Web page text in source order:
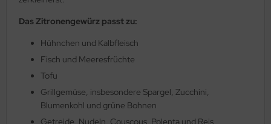
Das Zitronengewürz passt zu:
Hühnchen und Kalbfleisch
Fisch und Meeresfrüchte
Tofu
Grillgemüse, insbesondere Spargel, Zucchini,
Blumenkohl und grüne Bohnen
Getreide, Nudeln, Couscous, Polenta und Reis